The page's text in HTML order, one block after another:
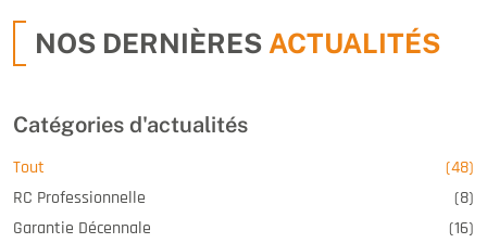
NOS DERNIÈRES ACTUALITÉS
Catégories d'actualités
Tout
(48)
RC Professionnelle
(8)
Garantie Décennale
(16)